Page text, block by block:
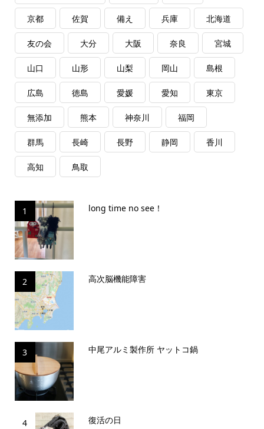
京都 佐賀 備え 兵庫 北海道
友の会 大分 大阪 奈良 宮城
山口 山形 山梨 岡山 島根
広島 徳島 愛媛 愛知 東京
無添加 熊本 神奈川 福岡
群馬 長崎 長野 静岡 香川
高知 鳥取
1 long time no see！
2 高次脳機能障害
3 中尾アルミ製作所 ヤットコ鍋
4 復活の日